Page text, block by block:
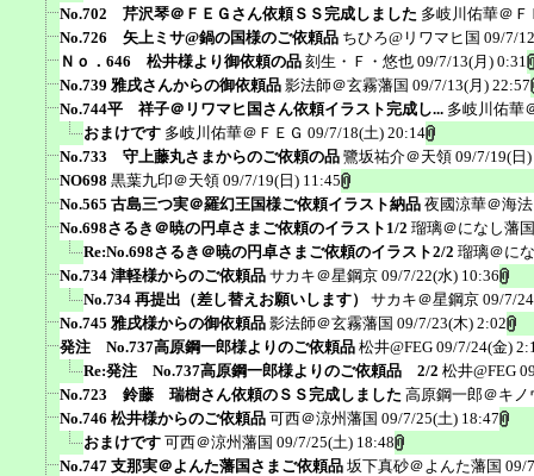
No.702 芹沢琴＠ＦＥＧさん依頼ＳＳ完成しました 多岐川佑華＠Ｆ
No.726 矢上ミサ@鍋の国様のご依頼品 ちひろ@リワマヒ国 09/7/
Ｎｏ．646 松井様より御依頼の品 刻生・Ｆ・悠也 09/7/13(月) 0:31
No.739 雅戌さんからの御依頼品 影法師＠玄霧藩国 09/7/13(月) 22:57
No.744平 祥子＠リワマヒ国さん依頼イラスト完成し... 多岐川佑華
おまけです 多岐川佑華＠ＦＥＧ 09/7/18(土) 20:14
No.733 守上藤丸さまからのご依頼の品 鷺坂祐介＠天領 09/7/19(日
NO698 黒葉九印＠天領 09/7/19(日) 11:45
No.565 古島三つ実＠羅幻王国様ご依頼イラスト納品 夜國涼華＠海
No.698さるき＠暁の円卓さまご依頼のイラスト1/2 瑠璃＠になし藩国
Re:No.698さるき＠暁の円卓さまご依頼のイラスト2/2 瑠璃＠に
No.734 津軽様からのご依頼品 サカキ＠星鋼京 09/7/22(水) 10:36
No.734 再提出（差し替えお願いします）
サカキ＠星鋼京 09/7/
No.745 雅戌様からの御依頼品 影法師＠玄霧藩国 09/7/23(木) 2:02
発注 No.737高原鋼一郎様よりのご依頼品 松井@FEG 09/7/24(金)
Re:発注 No.737高原鋼一郎様よりのご依頼品 2/2 松井@FEG
No.723 鈴藤 瑞樹さん依頼のＳＳ完成しました 高原鋼一郎＠キノ
No.746 松井様からのご依頼品 可西＠涼州藩国 09/7/25(土) 18:47
おまけです 可西＠涼州藩国 09/7/25(土) 18:48
No.747 支那実＠よんた藩国さまご依頼品 坂下真砂＠よんた藩国 09/